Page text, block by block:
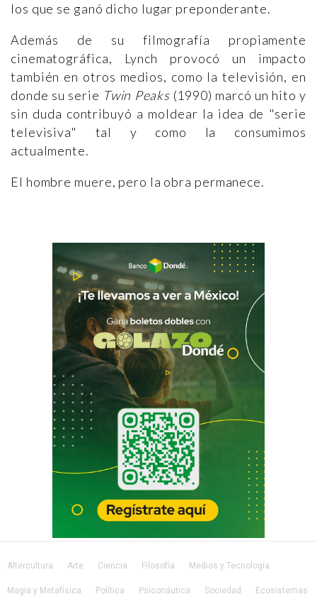
los que se ganó dicho lugar preponderante.
Además de su filmografía propiamente
cinematográfica, Lynch provocó un impacto
también en otros medios, como la televisión, en
donde su serie Twin Peaks (1990) marcó un hito y
sin duda contribuyó a moldear la idea de "serie
televisiva" tal y como la consumimos
actualmente.
El hombre muere, pero la obra permanece.
Altercultura Arte Ciencia Filosofía Medios y Tecnología
Magia y Metafísica Política Psiconáutica Sociedad Ecosistemas